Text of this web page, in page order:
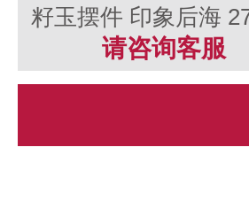
籽玉摆件 印象后海
请咨询客服